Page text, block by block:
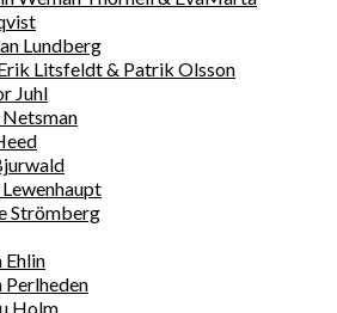
Lundberg
Litsfeldt & Patrik Olsson
Juhl
Netsman
Strömberg
Ehlin
Perlheden
Holm